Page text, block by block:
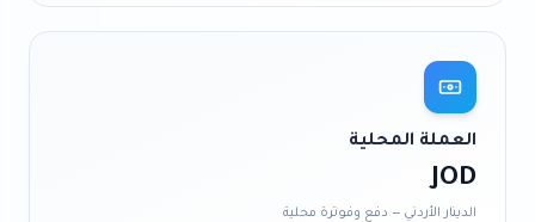
العملة المحلية
JOD
الدينار الأردني — دفع وفوترة محلية